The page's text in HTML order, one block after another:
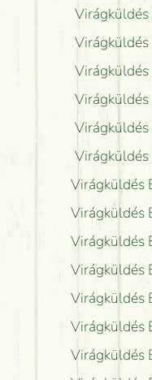
Virágküldés
Virágküldés
Virágküldés
Virágküldés
Virágküldés
Virágküldés
Virágküldés